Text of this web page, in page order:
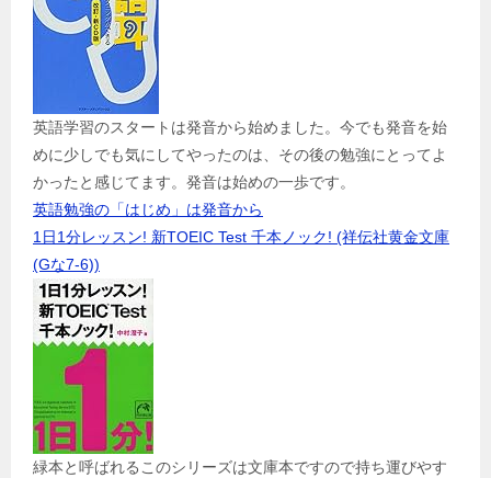
英語学習のスタートは発音から始めました。今でも発音を始
めに少しでも気にしてやったのは、その後の勉強にとってよ
かったと感じてます。発音は始めの一歩です。
英語勉強の「はじめ」は発音から
1日1分レッスン! 新TOEIC Test 千本ノック! (祥伝社黄金文庫
(Gな7-6))
緑本と呼ばれるこのシリーズは文庫本ですので持ち運びやす